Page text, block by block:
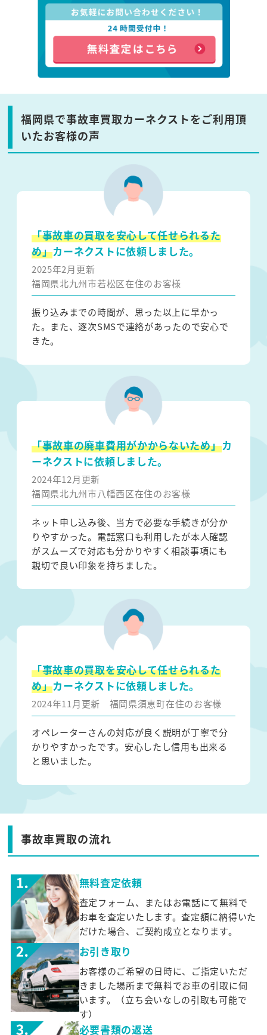
福岡県で事故車買取カーネクストをご利用頂
いたお客様の声
「事故車の買取を安心して任せられるた
め」カーネクストに依頼しました。
2025年2月更新
福岡県北九州市若松区在住のお客様
振り込みまでの時間が、思った以上に早かっ
た。また、逐次SMSで連絡があったので安心で
きた。
「事故車の廃車費用がかからないため」カ
ーネクストに依頼しました。
2024年12月更新
福岡県北九州市八幡西区在住のお客様
ネット申し込み後、当方で必要な手続きが分か
りやすかった。電話窓口も利用したが本人確認
がスムーズで対応も分かりやすく相談事項にも
親切で良い印象を持ちました。
「事故車の買取を安心して任せられるた
め」カーネクストに依頼しました。
2024年11月更新 福岡県須恵町在住のお客様
オペレーターさんの対応が良く説明が丁寧で分
かりやすかったです。安心したし信用も出来る
と思いました。
事故車買取の流れ
無料査定依頼
査定フォーム、またはお電話にて無料で
お車を査定いたします。査定額に納得いた
だけた場合、ご契約成立となります。
お引き取り
お客様のご希望の日時に、ご指定いただ
きました場所まで無料でお車の引取に伺
います。（立ち会いなしの引取も可能で
す）
必要書類の返送